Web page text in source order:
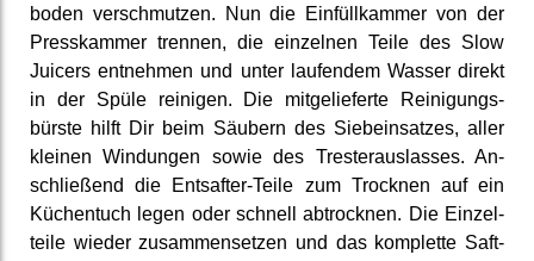
boden ver­schmutzen. Nun die Einfüll­kammer von der
Press­kammer trennen, die einzelnen Teile des Slow
Juicers entnehmen und unter laufendem Wasser direkt
in der Spüle reinigen. Die mit­geliefer­te Reinigungs­
bürste hilft Dir beim Säubern des Sieb­einsatzes, aller
kleinen Windungen sowie des Trester­auslasses. An­
schließend die Entsafter-Teile zum Trocknen auf ein
Küchen­tuch legen oder schnell ab­trocknen. Die Einzel­
teile wieder zusammen­setzen und das komplette Saft­